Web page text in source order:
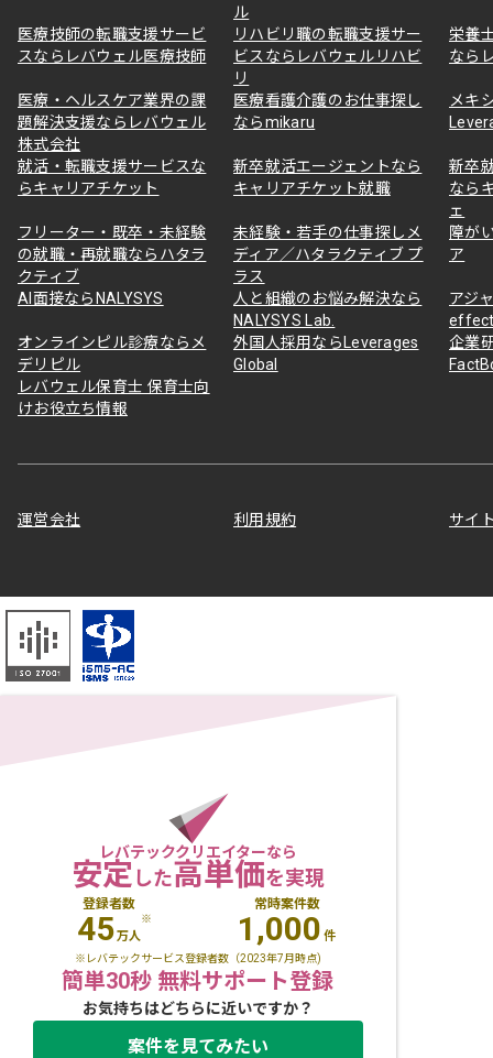
ル
医療技師の転職支援サービ
スならレバウェル医療技師
リハビリ職の転職支援サー
ビスならレバウェルリハビ
リ
栄養
なら
医療・ヘルスケア業界の課
題解決支援ならレバウェル
株式会社
医療看護介護のお仕事探し
ならmikaru
メキ
就活・転職支援サービスな
らキャリアチケット
新卒就活エージェントなら
キャリアチケット就職
新卒
なら
ェ
フリーター・既卒・未経験
の就職・再就職ならハタラ
クティブ
未経験・若手の仕事探しメ
ディア／ハタラクティブ プ
ラス
障が
ア
AI面接ならNALYSYS
人と組織のお悩み解決なら
NALYSYS Lab.
アジ
オンラインピル診療ならメ
デリピル
外国人採用ならLeverages
Global
企業
レバウェル保育士 保育士向
けお役立ち情報
運営会社 利用規約 サイ
レバテッククリエイターなら
安定した高単価を実現
登録者数
45万人
※
常時案件数
1,000 件
※レバテックサービス登録者数（2023年7月時点)
簡単30秒 無料サポート登録
お気持ちはどちらに近いですか？
案件を見てみたい